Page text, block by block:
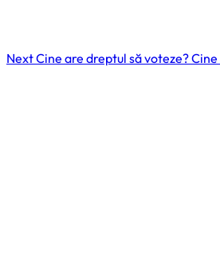
NextCine are dreptul să voteze? Cine